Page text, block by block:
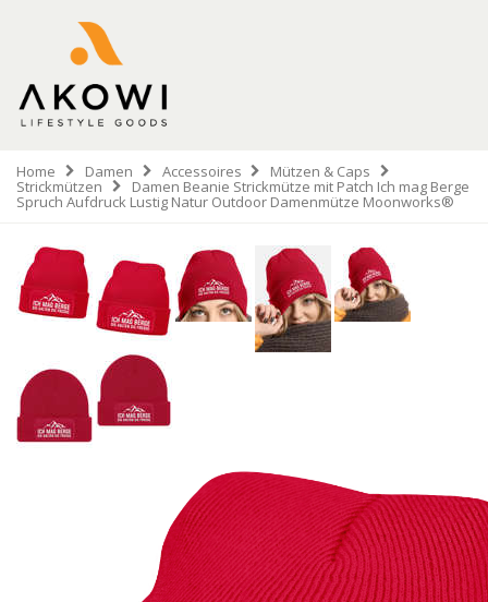
Home Damen Accessoires Mützen & Caps
Strickmützen Damen Beanie Strickmütze mit Patch Ich mag Berge
Spruch Aufdruck Lustig Natur Outdoor Damenmütze Moonworks®